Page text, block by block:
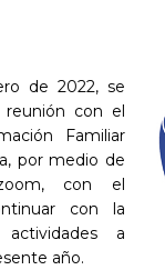
de 2022, se
con el
Familiar
por medio de
con el
con la
a
año.